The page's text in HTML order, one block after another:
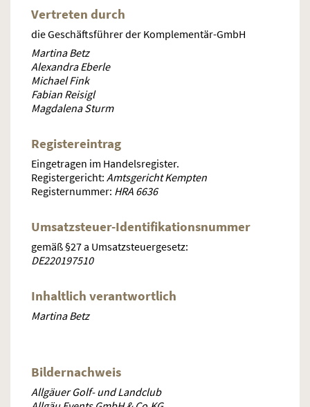
Vertreten durch
die Geschäftsführer der Komplementär-GmbH
Martina Betz
Alexandra Eberle
Michael Fink
Fabian Reisigl
Magdalena Sturm
Registereintrag
Eingetragen im Handelsregister.
Registergericht: Amtsgericht Kempten
Registernummer: HRA 6636
Umsatzsteuer-Identifikationsnummer
gemäß §27 a Umsatzsteuergesetz:
DE220197510
Inhaltlich verantwortlich
Martina Betz
Bildernachweis
Allgäuer Golf- und Landclub